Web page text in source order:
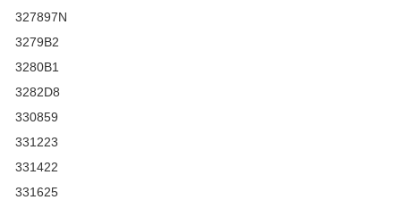
327897N
3279B2
3280B1
3282D8
330859
331223
331422
331625